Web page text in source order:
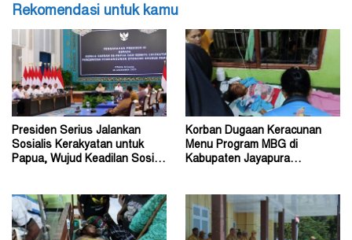
Rekomendasi untuk kamu
Presiden Serius Jalankan
Sosialis Kerakyatan untuk
Papua, Wujud Keadilan Sosial
Korban Dugaan Keracunan
Menu Program MBG di
Kabupaten Jayapura